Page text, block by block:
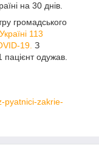
на 30 днів.
громадського
113
19. З
пацієнт одужав.
pyatnici-zakrie-